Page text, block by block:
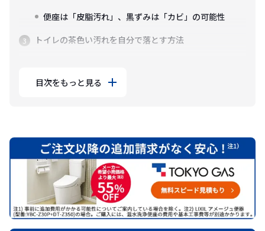
便座は「皮脂汚れ」、黒ずみは「カビ」の可能性
トイレの茶色い汚れを自分で落とす方法
目次をもっと見る